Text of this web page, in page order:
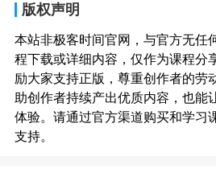
版权声明
本站非极客时间官网，与官方无任
程下载或详细内容，仅作为课程分
励大家支持正版，尊重创作者的劳
助创作者持续产出优质内容，也能
体验。请通过官方渠道购买和学习
支持。